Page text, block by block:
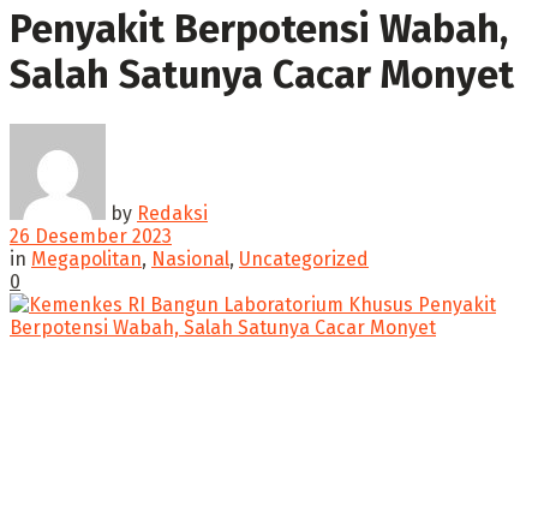
Penyakit Berpotensi Wabah,
Salah Satunya Cacar Monyet
by Redaksi
26 Desember 2023
in Megapolitan, Nasional, Uncategorized
0